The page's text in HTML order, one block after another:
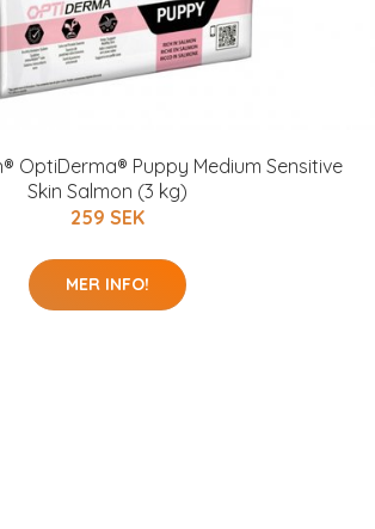
OptiDerma® Puppy Medium Sensitive
Skin Salmon (3 kg)
259 SEK
MER INFO!